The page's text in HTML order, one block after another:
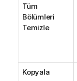
Tüm
Bölümleri
Temizle
Kopyala